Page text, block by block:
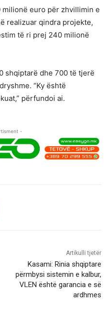
euro për zhvillimin e
realizuar qindra projekte,
të ri prej 240 milionë
shqiptarë dhe 700 të tjerë
“Ky është
përfundoi ai.
-
Artikulli tjetër
Kasami: Rinia shqiptare
përmbysi sistemin e kalbur,
VLEN është garancia e së
ardhmes